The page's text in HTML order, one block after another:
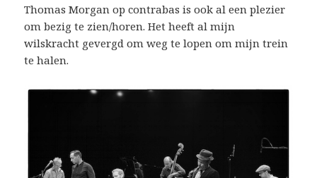
Thomas Morgan op contrabas is ook al een plezier
om bezig te zien/horen. Het heeft al mijn
wilskracht gevergd om weg te lopen om mijn trein
te halen.